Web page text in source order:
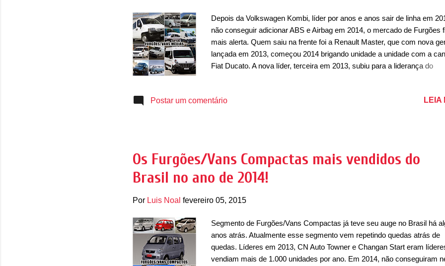
Depois da Volkswagen Kombi, líder por anos e anos sair de linha em
não conseguir adicionar ABS e Airbag em 2014, o mercado de Furgões
mais alerta. Quem saiu na frente foi a Renault Master, que com nova
lançada em 2013, começou 2014 brigando unidade a unidade com a
Fiat Ducato. A nova líder, terceira em 2013, subiu para a liderança do
em 2015) caiu para terceiro, por poucas unidades a frente de Iveco
"pechincha". Maior queda do segmento foi justamente da Kombi, que
incríveis -83,05%, após ter vend...
Postar um comentário LEIA
Os Furgões/Vans Compactas mais vendidos do
Brasil no ano de 2014!
Por Luis Noal fevereiro 05, 2015
Segmento de Furgões/Vans Compactas já teve seu auge no Brasil há
anos atrás. Atualmente esse segmento vem repetindo quedas atrás de
quedas. Líderes em 2013, CN Auto Towner e Changan Start eram
vendiam mais de 1.000 unidades por ano. Em 2014, não conseguiram